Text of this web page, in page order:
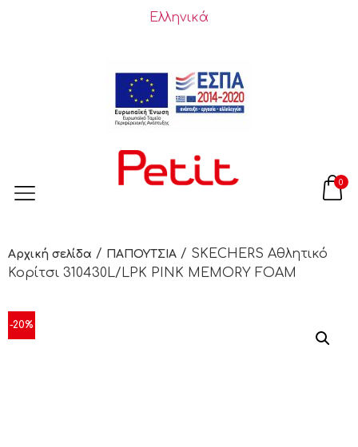
Ελληνικά
0
Αρχική σελίδα / ΠΑΠΟΥΤΣΙΑ / SKECHERS Αθλητικό
Κορίτσι 310430L/LPK PINK MEMORY FOAM
-20%